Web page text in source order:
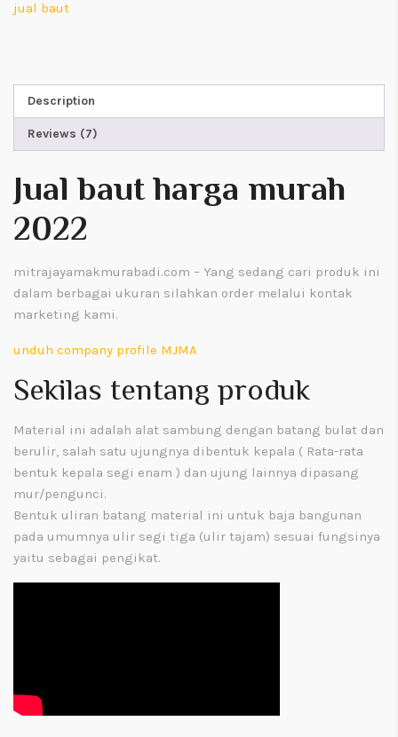
jual baut
Description
Reviews (7)
Jual baut harga murah
2022
mitrajayamakmurabadi.com – Yang sedang cari produk ini
dalam berbagai ukuran silahkan order melalui kontak
marketing kami.
unduh company profile MJMA
Sekilas tentang produk
Material ini adalah alat sambung dengan batang bulat dan
berulir, salah satu ujungnya dibentuk kepala ( Rata-rata
bentuk kepala segi enam ) dan ujung lainnya dipasang
mur/pengunci.
Bentuk uliran batang material ini untuk baja bangunan
pada umumnya ulir segi tiga (ulir tajam) sesuai fungsinya
yaitu sebagai pengikat.